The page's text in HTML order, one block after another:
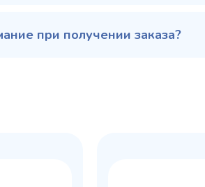
при получении заказа?